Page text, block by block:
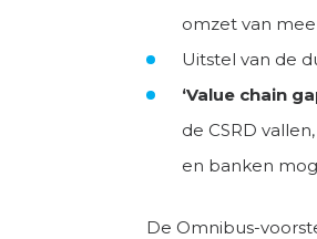
omzet van
Uitstel van de
‘Value chain
de CSRD
en banken
De Omnibus-